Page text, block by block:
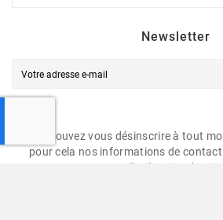
Newsletter
Vous pouvez vous désinscrire à tout
pour cela nos informations de
d'utilisation du site.